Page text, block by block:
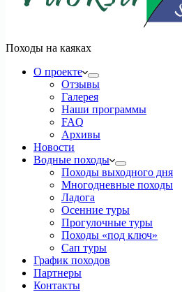
Походы на каяках
О проекте
Отзывы
Галерея
Наши программы
FAQ
Архивы
Новости
Водные походы
Походы выходного дня
Многодневные походы
Ладога
Осенние туры
Прогулочные туры
Походы «под ключ»
Сап туры
График походов
Партнеры
Контакты